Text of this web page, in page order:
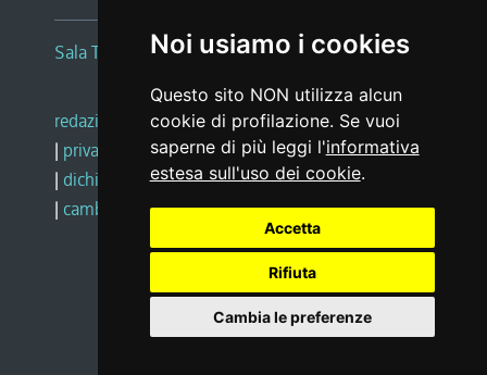
Noi usiamo i cookies
Questo sito NON utilizza alcun
cookie di profilazione. Se vuoi
saperne di più leggi l'informativa
estesa sull'uso dei cookie.
Accetta
Rifiuta
Cambia le preferenze
Sala Tiziano Tessitori
redazione web |note legali |glossario
| privacy
social media policy
| dichiarazione di accessibilità |feedback
| cambio preferenze cookie
Realizzato da